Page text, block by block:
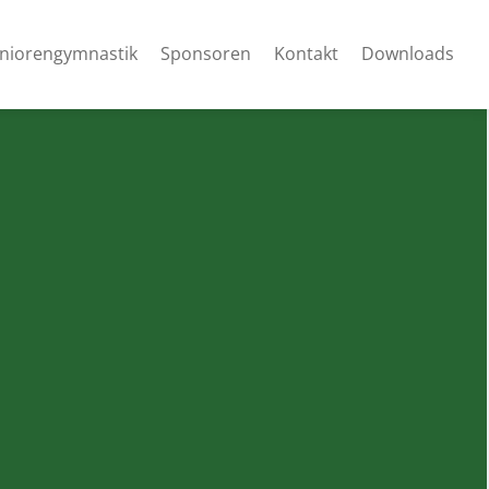
Sponsoren Kontakt Downloads